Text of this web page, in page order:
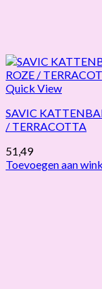
Quick View
SAVIC
/ TERRACOTTA
51,49
Toevoegen aan